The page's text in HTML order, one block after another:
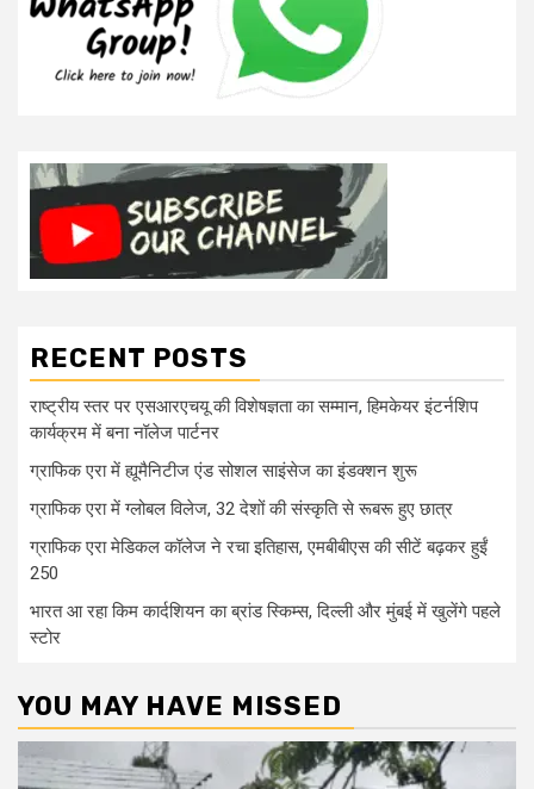
RECENT POSTS
राष्ट्रीय स्तर पर एसआरएचयू की विशेषज्ञता का सम्मान, हिमकेयर इंटर्नशिप
कार्यक्रम में बना नॉलेज पार्टनर
ग्राफिक एरा में ह्यूमैनिटीज एंड सोशल साइंसेज का इंडक्शन शुरू
ग्राफिक एरा में ग्लोबल विलेज, 32 देशों की संस्कृति से रूबरू हुए छात्र
ग्राफिक एरा मेडिकल कॉलेज ने रचा इतिहास, एमबीबीएस की सीटें बढ़कर हुईं
250
भारत आ रहा किम कार्दशियन का ब्रांड स्किम्स, दिल्ली और मुंबई में खुलेंगे पहले
स्टोर
YOU MAY HAVE MISSED